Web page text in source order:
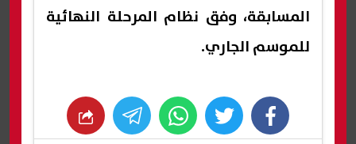
المسابقة، وفق نظام المرحلة النهائية
للموسم الجاري.
facebook
twitter
whats